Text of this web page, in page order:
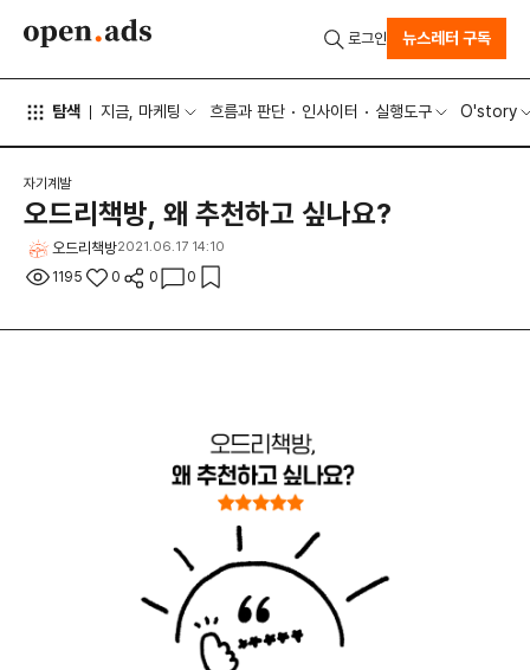
탐색 지금, 마케팅 흐름과 판단 인사이터 실행도구 O'story
로그인 뉴스레터 구독
자기계발
오드리책방, 왜 추천하고 싶나요?
오드리책방2021.06.17 14:10
1195 0 0 0